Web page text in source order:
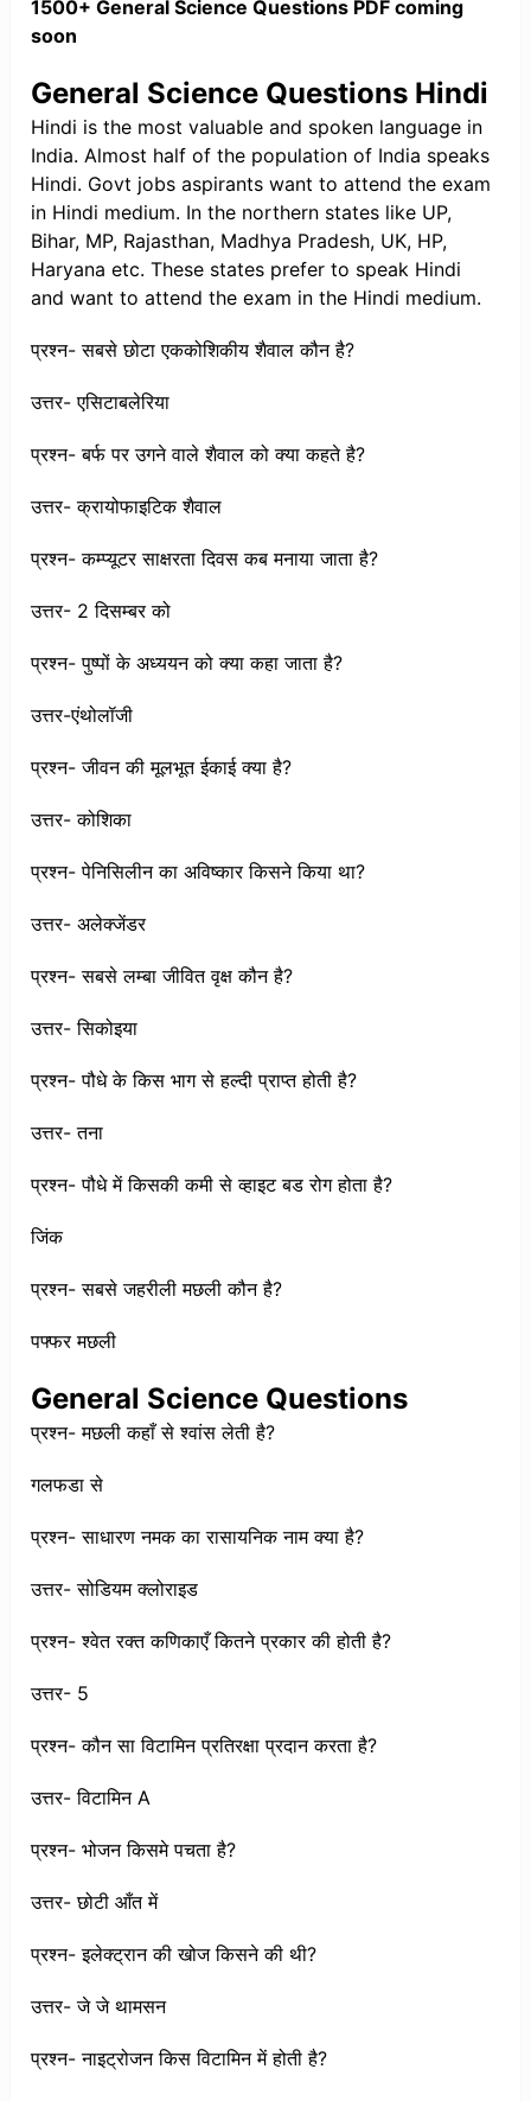
1500+ General Science Questions PDF coming
soon
General Science Questions Hindi
Hindi is the most valuable and spoken language in
India. Almost half of the population of India speaks
Hindi. Govt jobs aspirants want to attend the exam
in Hindi medium. In the northern states like UP,
Bihar, MP, Rajasthan, Madhya Pradesh, UK, HP,
Haryana etc. These states prefer to speak Hindi
and want to attend the exam in the Hindi medium.
प्रश्न- सबसे छोटा एककोशिकीय शैवाल कौन है?
उत्तर- एसिटाबलेरिया
प्रश्न- बर्फ पर उगने वाले शैवाल को क्या कहते है?
उत्तर- क्रायोफाइटिक शैवाल
प्रश्न- कम्प्यूटर साक्षरता दिवस कब मनाया जाता है?
उत्तर- 2 दिसम्बर को
प्रश्न- पुष्पों के अध्ययन को क्या कहा जाता है?
उत्तर-एंथोलॉजी
प्रश्न- जीवन की मूलभूत ईकाई क्या है?
उत्तर- कोशिका
प्रश्न- पेनिसिलीन का अविष्कार किसने किया था?
उत्तर- अलेक्जेंडर
प्रश्न- सबसे लम्बा जीवित वृक्ष कौन है?
उत्तर- सिकोइया
प्रश्न- पौधे के किस भाग से हल्दी प्राप्त होती है?
उत्तर- तना
प्रश्न- पौधे में किसकी कमी से व्हाइट बड रोग होता है?
जिंक
प्रश्न- सबसे जहरीली मछली कौन है?
पफ्फर मछली
General Science Questions
प्रश्न- मछली कहाँ से श्वांस लेती है?
गलफडा से
प्रश्न- साधारण नमक का रासायनिक नाम क्या है?
उत्तर- सोडियम क्लोराइड
प्रश्न- श्वेत रक्त कणिकाएँ कितने प्रकार की होती है?
उत्तर- 5
प्रश्न- कौन सा विटामिन प्रतिरक्षा प्रदान करता है?
उत्तर- विटामिन A
प्रश्न- भोजन किसमे पचता है?
उत्तर- छोटी आँत में
प्रश्न- इलेक्ट्रान की खोज किसने की थी?
उत्तर- जे जे थामसन
प्रश्न- नाइट्रोजन किस विटामिन में होती है?